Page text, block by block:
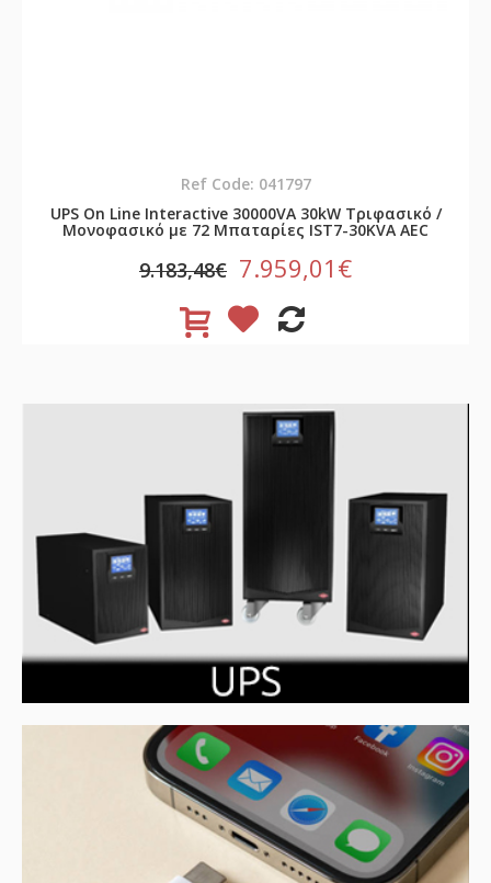
Ref Code: 041797
UPS On Line Interactive 30000VA 30kW Τριφασικό /
Μονοφασικό με 72 Μπαταρίες IST7-30KVA AEC
9.183,48€ 7.959,01€